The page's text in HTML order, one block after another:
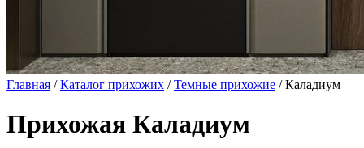
Главная /Каталог прихожих /Темные прихожие / Каладиум
Прихожая Каладиум